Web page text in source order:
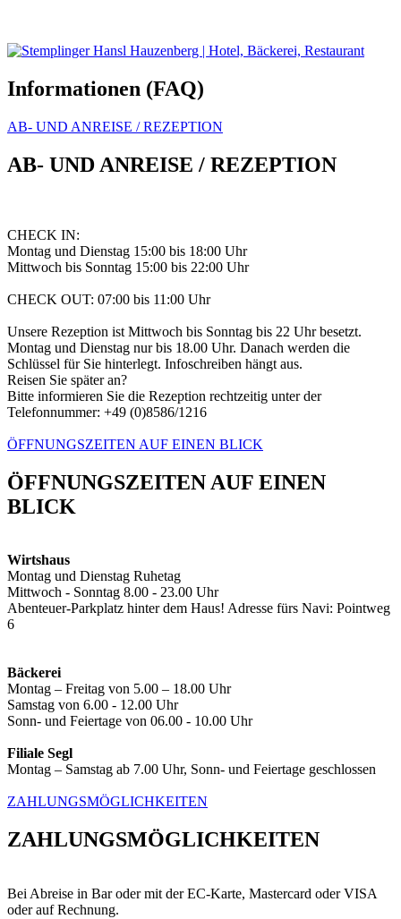
Informationen (FAQ)
AB- UND ANREISE / REZEPTION
AB- UND ANREISE / REZEPTION
CHECK IN:
Montag und Dienstag 15:00 bis 18:00 Uhr
Mittwoch bis Sonntag 15:00 bis 22:00 Uhr
CHECK OUT: 07:00 bis 11:00 Uhr
Unsere Rezeption ist Mittwoch bis Sonntag bis 22 Uhr besetzt.
Montag und Dienstag nur bis 18.00 Uhr. Danach werden die
Schlüssel für Sie hinterlegt. Infoschreiben hängt aus.
Reisen Sie später an?
Bitte informieren Sie die Rezeption rechtzeitig unter der
Telefonnummer: +49 (0)8586/1216
ÖFFNUNGSZEITEN AUF EINEN BLICK
ÖFFNUNGSZEITEN AUF EINEN
BLICK
Wirtshaus
Montag und Dienstag Ruhetag
Mittwoch - Sonntag 8.00 - 23.00 Uhr
Abenteuer-Parkplatz hinter dem Haus! Adresse fürs Navi: Pointweg
6
Bäckerei
Montag – Freitag von 5.00 – 18.00 Uhr
Samstag von 6.00 - 12.00 Uhr
Sonn- und Feiertage von 06.00 - 10.00 Uhr
Filiale Segl
Montag – Samstag ab 7.00 Uhr, Sonn- und Feiertage geschlossen
ZAHLUNGSMÖGLICHKEITEN
ZAHLUNGSMÖGLICHKEITEN
Bei Abreise in Bar oder mit der EC-Karte, Mastercard oder VISA
oder auf Rechnung.